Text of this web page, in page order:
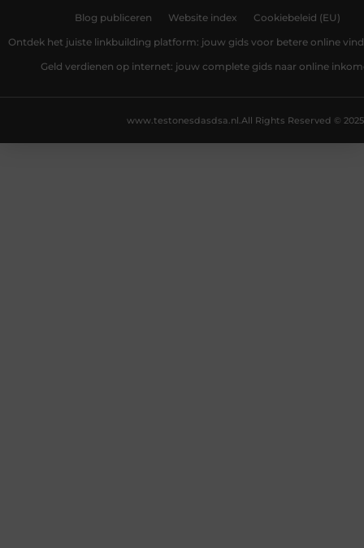
Blog publiceren Website index Cookiebeleid (EU)
Ontdek het juiste linkbuilding platform: jouw gids voor betere online
Geld verdienen op internet: jouw complete gids naar online
All Rights Reserved © 2025
www.testonesdasdsa.nl.